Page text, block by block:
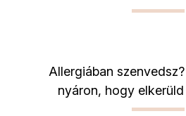
Allergiában
nyáron, hogy